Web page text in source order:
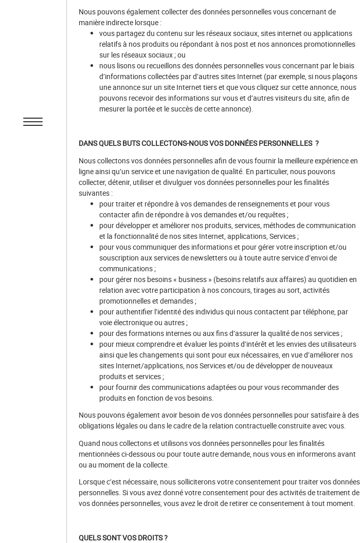
Nous pouvons également collecter des données personnelles vous concernant de
manière indirecte lorsque :
vous partagez du contenu sur les réseaux sociaux, sites internet ou applications
relatifs à nos produits ou répondant à nos post et nos annonces promotionnelles
sur les réseaux sociaux ; ou
nous lisons ou recueillons des données personnelles vous concernant par le biais
d’informations collectées par d’autres sites Internet (par exemple, si nous plaçons
une annonce sur un site Internet tiers et que vous cliquez sur cette annonce, nous
pouvons recevoir des informations sur vous et d’autres visiteurs du site, afin de
mesurer la portée et le succès de cette annonce).
DANS QUELS BUTS COLLECTONS-NOUS VOS DONNÉES PERSONNELLES ?
Nous collectons vos données personnelles afin de vous fournir la meilleure expérience en
ligne ainsi qu’un service et une navigation de qualité. En particulier, nous pouvons
collecter, détenir, utiliser et divulguer vos données personnelles pour les finalités
suivantes :
pour traiter et répondre à vos demandes de renseignements et pour vous
contacter afin de répondre à vos demandes et/ou requêtes ;
pour développer et améliorer nos produits, services, méthodes de communication
et la fonctionnalité de nos sites Internet, applications, Services ;
pour vous communiquer des informations et pour gérer votre inscription et/ou
souscription aux services de newsletters ou à toute autre service d’envoi de
communications ;
pour gérer nos besoins « business » (besoins relatifs aux affaires) au quotidien en
relation avec votre participation à nos concours, tirages au sort, activités
promotionnelles et demandes ;
pour authentifier l’identité des individus qui nous contactent par téléphone, par
voie électronique ou autres ;
pour des formations internes ou aux fins d’assurer la qualité de nos services ;
pour mieux comprendre et évaluer les points d’intérêt et les envies des utilisateurs
ainsi que les changements qui sont pour eux nécessaires, en vue d’améliorer nos
sites Internet/applications, nos Services et/ou de développer de nouveaux
produits et services ;
pour fournir des communications adaptées ou pour vous recommander des
produits en fonction de vos besoins.
Nous pouvons également avoir besoin de vos données personnelles pour satisfaire à des
obligations légales ou dans le cadre de la relation contractuelle construite avec vous.
Quand nous collectons et utilisons vos données personnelles pour les finalités
mentionnées ci-dessous ou pour toute autre demande, nous vous en informerons avant
ou au moment de la collecte.
Lorsque c’est nécessaire, nous solliciterons votre consentement pour traiter vos données
personnelles. Si vous avez donné votre consentement pour des activités de traitement de
vos données personnelles, vous avez le droit de retirer ce consentement à tout moment.
QUELS SONT VOS DROITS ?